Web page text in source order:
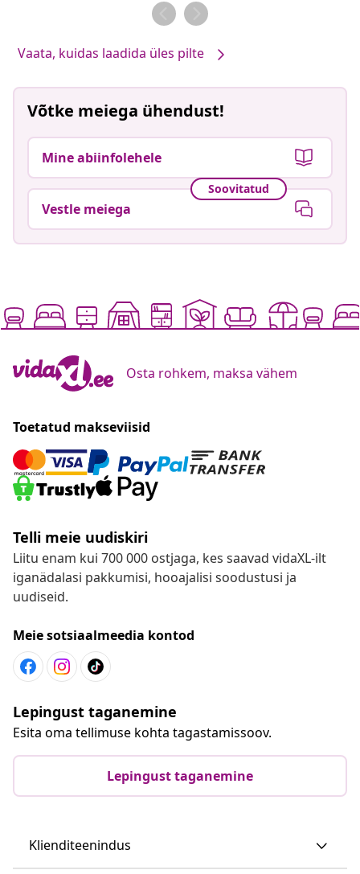
Vaata, kuidas laadida üles pilte
Võtke meiega ühendust!
Mine abiinfolehele
Soovitatud
Vestle meiega
Osta rohkem, maksa vähem
Toetatud makseviisid
Telli meie uudiskiri
Liitu enam kui 700 000 ostjaga, kes saavad vidaXL-ilt
iganädalasi pakkumisi, hooajalisi soodustusi ja
uudiseid.
Meie sotsiaalmeedia kontod
Lepingust taganemine
Esita oma tellimuse kohta tagastamissoov.
Lepingust taganemine
Klienditeenindus